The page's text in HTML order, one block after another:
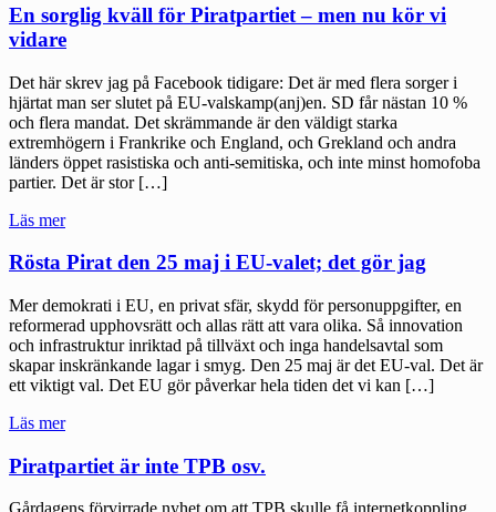
drabbar
samman"
En sorglig kväll för Piratpartiet – men nu kör vi
vidare
Det här skrev jag på Facebook tidigare: Det är med flera sorger i
hjärtat man ser slutet på EU-valskamp(anj)en. SD får nästan 10 %
och flera mandat. Det skrämmande är den väldigt starka
extremhögern i Frankrike och England, och Grekland och andra
länders öppet rasistiska och anti-semitiska, och inte minst homofoba
partier. Det är stor […]
Läs mer"En
kväll
Piratpartiet
–
men
nu
kör
vi
vidare"
Rösta Pirat den 25 maj i EU-valet; det gör jag
Mer demokrati i EU, en privat sfär, skydd för personuppgifter, en
reformerad upphovsrätt och allas rätt att vara olika. Så innovation
och infrastruktur inriktad på tillväxt och inga handelsavtal som
skapar inskränkande lagar i smyg. Den 25 maj är det EU-val. Det är
ett viktigt val. Det EU gör påverkar hela tiden det vi kan […]
Läs mer"Rösta
den
25
maj
Piratpartiet är inte TPB osv.